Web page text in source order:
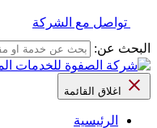
تواصل مع الشركة
البحث عن:
اغلاق القائمة
الرئيسية